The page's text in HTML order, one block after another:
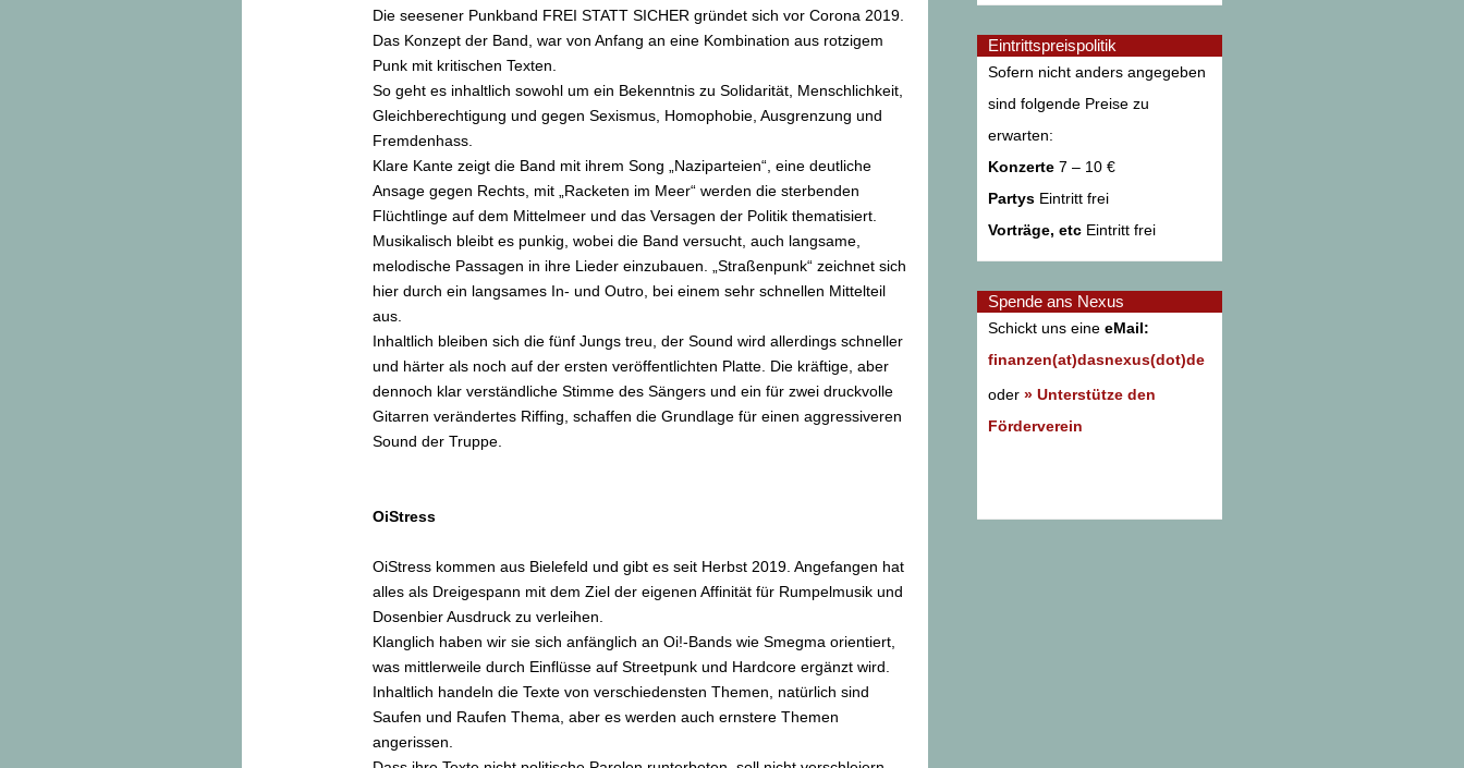
Die seesener Punkband FREI STATT SICHER gründet sich vor Corona 2019.
Das Konzept der Band, war von Anfang an eine Kombination aus rotzigem
Punk mit kritischen Texten.
So geht es inhaltlich sowohl um ein Bekenntnis zu Solidarität, Menschlichkeit,
Gleichberechtigung und gegen Sexismus, Homophobie, Ausgrenzung und
Fremdenhass.
Klare Kante zeigt die Band mit ihrem Song „Naziparteien“, eine deutliche
Ansage gegen Rechts, mit „Racketen im Meer“ werden die sterbenden
Flüchtlinge auf dem Mittelmeer und das Versagen der Politik thematisiert.
Musikalisch bleibt es punkig, wobei die Band versucht, auch langsame,
melodische Passagen in ihre Lieder einzubauen. „Straßenpunk“ zeichnet sich
hier durch ein langsames In- und Outro, bei einem sehr schnellen Mittelteil
aus.
Inhaltlich bleiben sich die fünf Jungs treu, der Sound wird allerdings schneller
und härter als noch auf der ersten veröffentlichten Platte. Die kräftige, aber
dennoch klar verständliche Stimme des Sängers und ein für zwei druckvolle
Gitarren verändertes Riffing, schaffen die Grundlage für einen aggressiveren
Sound der Truppe.
OiStress
OiStress kommen aus Bielefeld und gibt es seit Herbst 2019. Angefangen hat
alles als Dreigespann mit dem Ziel der eigenen Affinität für Rumpelmusik und
Dosenbier Ausdruck zu verleihen.
Klanglich haben wir sie sich anfänglich an Oi!-Bands wie Smegma orientiert,
was mittlerweile durch Einflüsse auf Streetpunk und Hardcore ergänzt wird.
Inhaltlich handeln die Texte von verschiedensten Themen, natürlich sind
Saufen und Raufen Thema, aber es werden auch ernstere Themen
angerissen.
Eintrittspreispolitik
Sofern nicht anders angegeben
sind folgende Preise zu
erwarten:
Konzerte 7 – 10 €
Partys Eintritt frei
Vorträge, etc Eintritt frei
Spende ans Nexus
Schickt uns eine eMail:
finanzen(at)dasnexus(dot)de
oder » Unterstütze den
Förderverein